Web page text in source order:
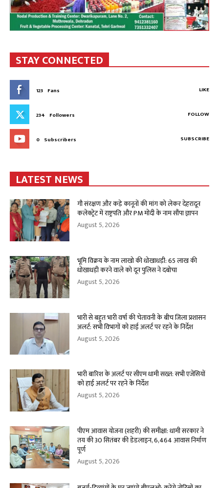
STAY CONNECTED
123 Fans LIKE
234 Followers FOLLOW
0 Subscribers SUBSCRIBE
LATEST NEWS
गौ संरक्षण और कड़े कानूनों की मांग को लेकर देहरादून
कलेक्ट्रेट में राष्ट्रपति और PM मोदी के नाम सौंपा ज्ञापन
August 5, 2026
भूमि विक्रय के नाम लाखो की धोखाधड़ी: 65 लाख की
धोखाधड़ी करने वाले को दून पुलिस ने दबोचा
August 5, 2026
भारी से बहुत भारी वर्षा की चेतावनी के बीच जिला प्रशासन
अलर्ट: सभी विभागों को हाई अलर्ट पर रहने के निर्देश
August 5, 2026
भारी बारिश के अलर्ट पर सीएम धामी सख्त: सभी एजेंसियों
को हाई अलर्ट पर रहने के निर्देश
August 5, 2026
पीएम आवास योजना (शहरी) की समीक्षा: धामी सरकार ने
तय की 30 सितंबर की डेडलाइन, 6,464 आवास निर्माण
पूर्ण
August 5, 2026